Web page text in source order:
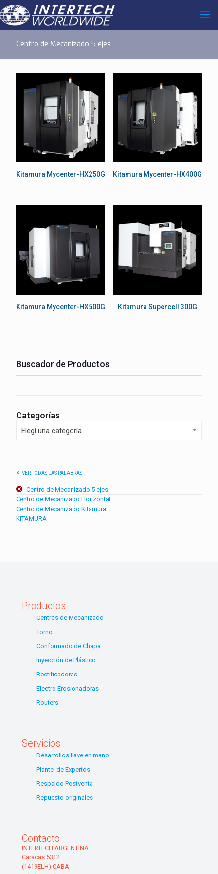
Centro de Mecanizado 5 ejes
Kitamura Mycenter-HX250G Kitamura Mycenter-HX400G
Kitamura Mycenter-HX500G Kitamura Supercell 300G
Buscador de Productos
Categorías
Elegí una categoría
VER TODAS LAS PALABRAS
Centro de Mecanizado 5 ejes
Centro de Mecanizado Horizontal
Centro de Mecanizado Kitamura
KITAMURA
Productos
Centros de Mecanizado
Torno
Conformado de Chapa
Inyección de Plástico
Rectificadoras
Electro Erosionadoras
Routers
Servicios
Desarrollos llave en mano
Plantel de Expertos
Respaldo Postventa
Repuesto originales
Contacto
INTERTECH ARGENTINA
Caracas 5312
(1419ELH) CABA